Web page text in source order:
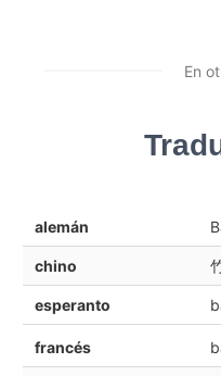
En
alemán
chino
esperanto
francés